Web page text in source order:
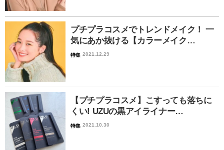
プチプラコスメでトレンドメイク！ 一
気にあか抜ける【カラーメイク…
特集 2021.12.29
【プチプラコスメ】こすっても落ちに
くい! UZUの黒アイライナー…
特集 2021.10.30